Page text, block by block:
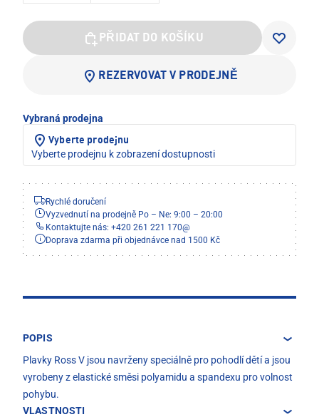
PŘIDAT DO KOŠÍKU
REZERVOVAT V PRODEJNĚ
Vybraná prodejna
Vyberte prodejnu
Vyberte prodejnu k zobrazení dostupnosti
Rychlé doručení
Vyzvednutí na prodejně Po – Ne: 9:00 – 20:00
Kontaktujte nás: +420 261 221 170@
Doprava zdarma při objednávce nad 1500 Kč
POPIS
Plavky Ross V jsou navrženy speciálně pro pohodlí dětí a jsou
vyrobeny z elastické směsi polyamidu a spandexu pro volnost
pohybu.
VLASTNOSTI